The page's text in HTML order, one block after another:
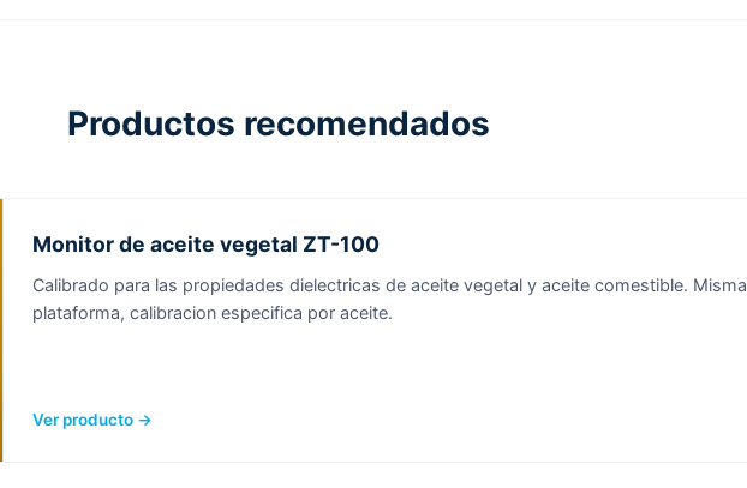
Productos recomendados
Monitor de aceite vegetal ZT-100
Calibrado para las propiedades dielectricas de aceite vegetal y aceite comestible. Misma
plataforma, calibracion especifica por aceite.
Ver producto →